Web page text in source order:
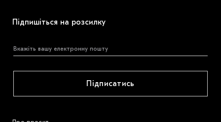
Підпишіться на розсилку
Підписатись